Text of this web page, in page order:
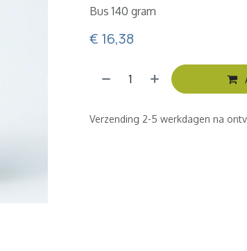
Bus 140 gram
€ 16,38
Verzending 2-5 werkdagen na